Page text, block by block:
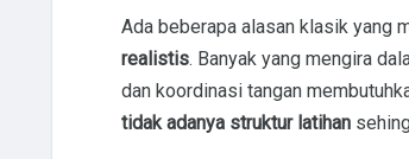
Ada beberapa alasan klasik yang
realistis. Banyak yang mengira
dan koordinasi tangan
tidak adanya struktur latihan